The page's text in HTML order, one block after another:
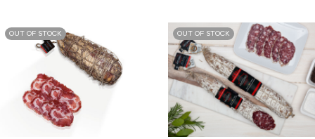
OUT OF STOCK OUT OF STOCK